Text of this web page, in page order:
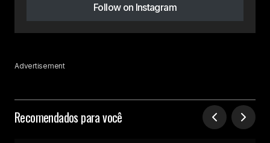
Follow on Instagram
Advertisement
Recomendados para você